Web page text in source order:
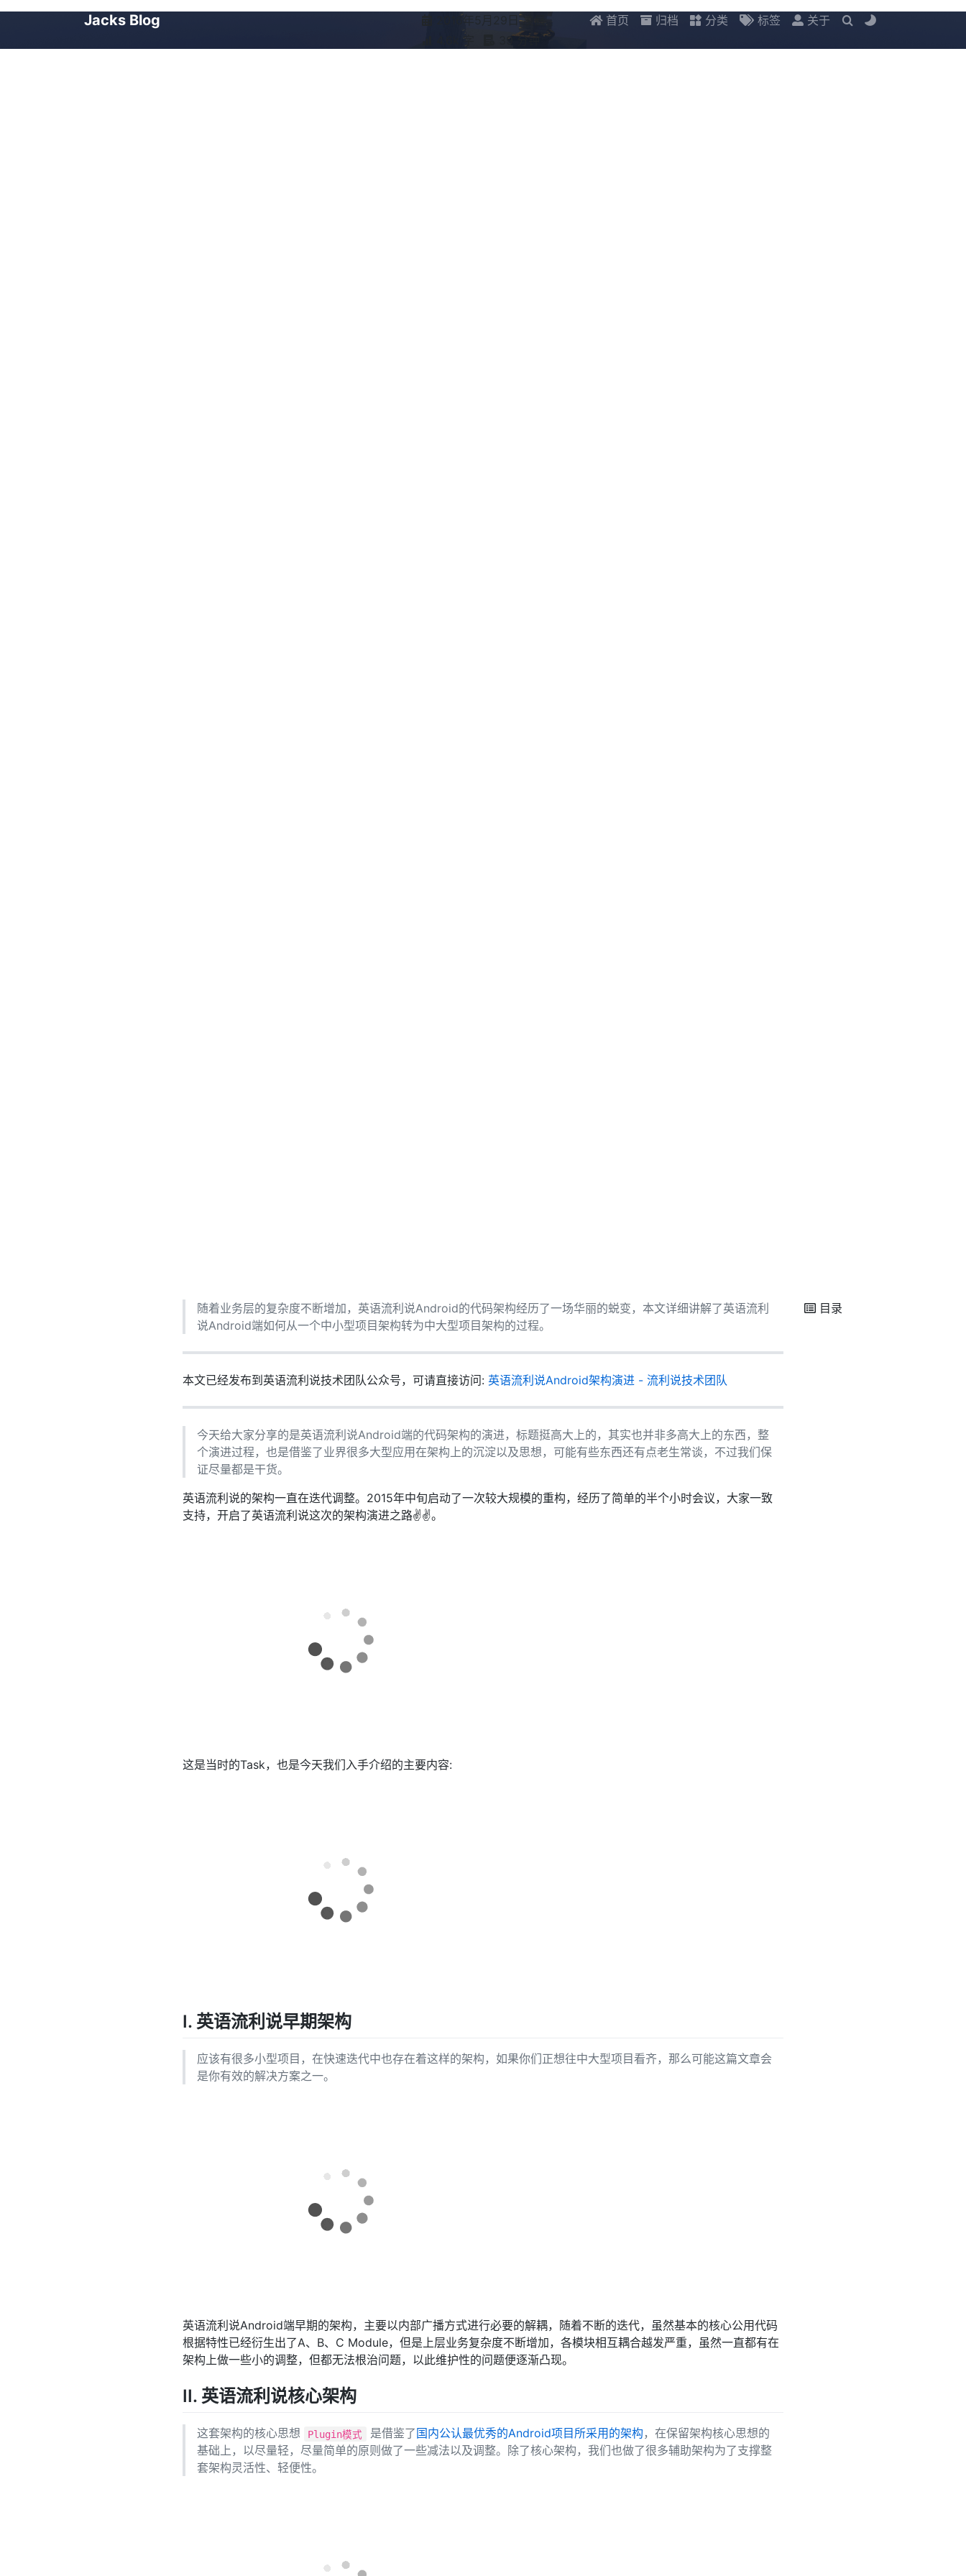
Jacks Blog 首页 归档 分类 标签 关于
2016年5月29日 凌晨
4.6k 字
39 分钟
随着业务层的复杂度不断增加，英语流利说Android的代码架构经历了一场华丽的蜕变，本文详细讲解了英语流利
说Android端如何从一个中小型项目架构转为中大型项目架构的过程。
本文已经发布到英语流利说技术团队公众号，可请直接访问: 英语流利说Android架构演进 - 流利说技术团队
今天给大家分享的是英语流利说Android端的代码架构的演进，标题挺高大上的，其实也并非多高大上的东西，整
个演进过程，也是借鉴了业界很多大型应用在架构上的沉淀以及思想，可能有些东西还有点老生常谈，不过我们保
证尽量都是干货。
英语流利说的架构一直在迭代调整。2015年中旬启动了一次较大规模的重构，经历了简单的半个小时会议，大家一致
支持，开启了英语流利说这次的架构演进之路✌✌。
这是当时的Task，也是今天我们入手介绍的主要内容:
I. 英语流利说早期架构
应该有很多小型项目，在快速迭代中也存在着这样的架构，如果你们正想往中大型项目看齐，那么可能这篇文章会
是你有效的解决方案之一。
英语流利说Android端早期的架构，主要以内部广播方式进行必要的解耦，随着不断的迭代，虽然基本的核心公用代码
根据特性已经衍生出了A、B、C Module，但是上层业务复杂度不断增加，各模块相互耦合越发严重，虽然一直都有在
架构上做一些小的调整，但都无法根治问题，以此维护性的问题便逐渐凸现。
II. 英语流利说核心架构
这套架构的核心思想 Plugin模式 是借鉴了 国内公认最优秀的Android项目所采用的架构 ，在保留架构核心思想的
基础上，以尽量轻，尽量简单的原则做了一些减法以及调整。除了核心架构，我们也做了很多辅助架构为了支撑整
套架构灵活性、轻便性。
目录